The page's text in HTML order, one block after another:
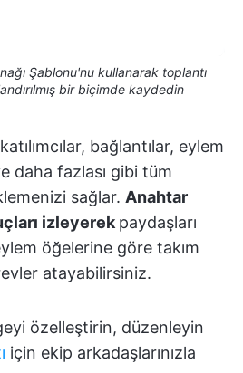
Şablonu'nu kullanarak toplantı
bir biçimde kaydedin
bağlantılar, eylem
daha fazlası gibi tüm
sağlar. Anahtar
izleyerek paydaşları
öğelerine göre takım
atayabilirsiniz.
özelleştirin, düzenleyin
için ekip arkadaşlarınızla